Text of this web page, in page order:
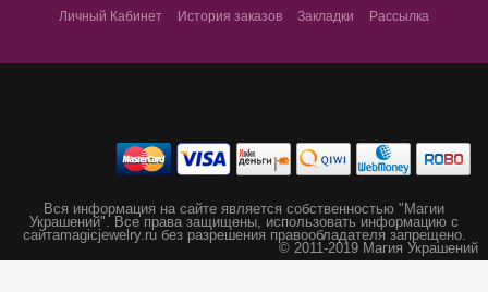
Личный Кабинет История заказов Закладки Рассылка
Вся информация на сайте является собственностью "Магии
Украшений". Все права защищены, использовать информацию с
сайтаmagicjewelry.ru без разрешения правообладателя запрещено.
© 2011-2019 Магия Украшений